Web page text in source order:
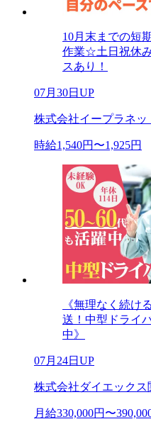
10月末までの短
作業☆土日祝休
スあり！
07月30日UP
株式会社イープラネッ
時給1,540円〜1,925円
《無理なく続け
送！中型ドライ
中》
07月24日UP
株式会社ダイエック
月給330,000円〜